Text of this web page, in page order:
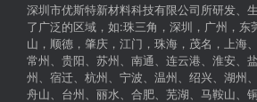
深圳市优斯特新材料科技有限公司所研发、
了广泛的区域，如:珠三角，深圳，广州，东
山，顺德，肇庆，江门，珠海，茂名，上海
常州、贵阳、苏州、南通、连云港、淮安、
州、宿迁、杭州、宁波、温州、绍兴、湖州
舟山、台州、丽水、合肥、芜湖、马鞍山、